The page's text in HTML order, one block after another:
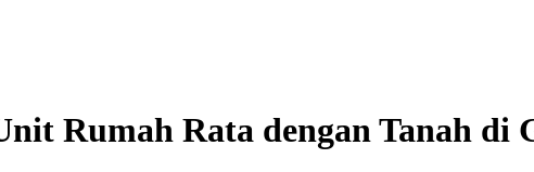
Rumah Rata dengan Tanah di